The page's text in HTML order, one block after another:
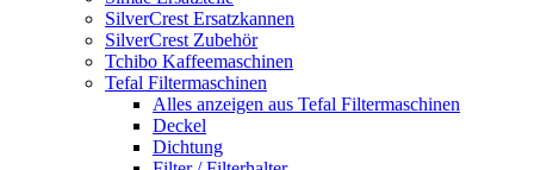
SilverCrest Ersatzkannen
SilverCrest Zubehör
Tchibo Kaffeemaschinen
Tefal Filtermaschinen
Alles anzeigen aus Tefal Filtermaschinen
Deckel
Dichtung